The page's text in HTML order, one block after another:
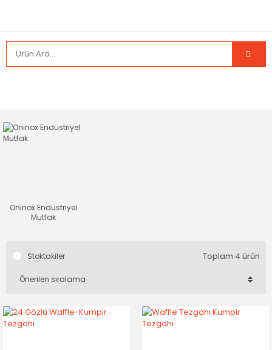
Oninox Endustriyel
Mutfak
Stoktakiler Toplam 4 ürün